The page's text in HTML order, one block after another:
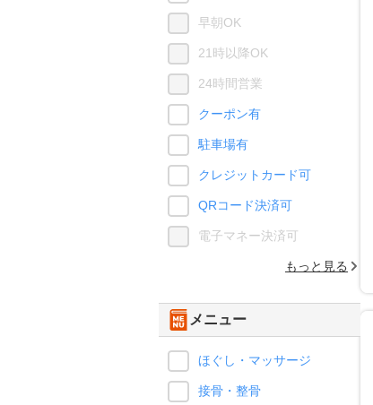
早朝OK
21時以降OK
24時間営業
クーポン有
駐車場有
クレジットカード可
QRコード決済可
電子マネー決済可
もっと見る
メニュー
ほぐし・マッサージ
接骨・整骨